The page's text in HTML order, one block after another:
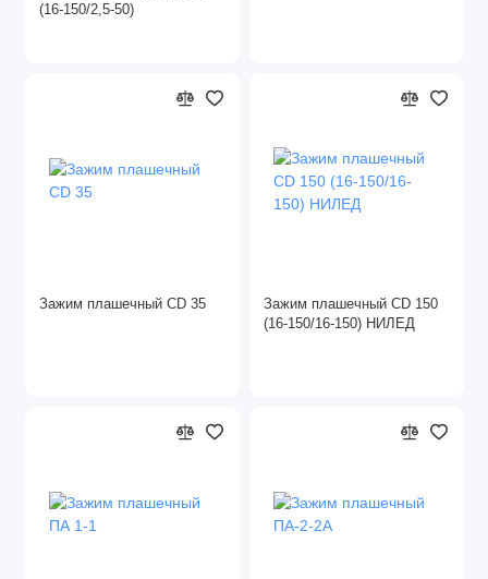
(16-150/2,5-50)
Зажим плашечный CD 35
Зажим плашечный CD 150
(16-150/16-150) НИЛЕД